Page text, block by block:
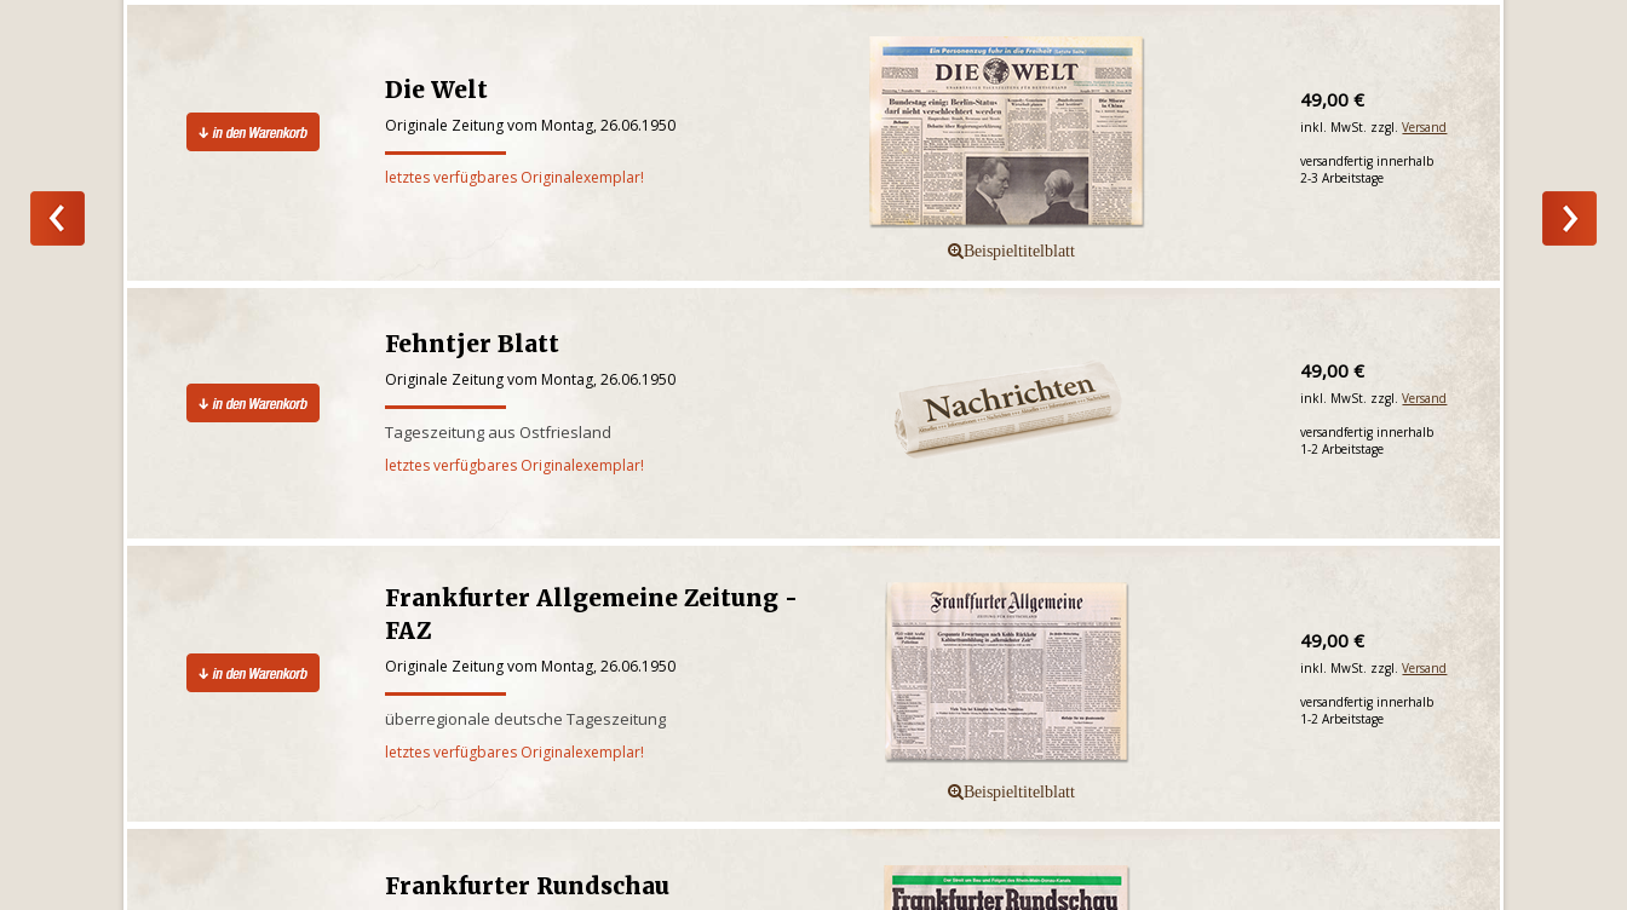
Die Welt
Originale Zeitung vom Montag, 26.06.1950
letztes verfügbares Originalexemplar!
49,00 €
inkl. MwSt. zzgl.Versand
versandfertig innerhalb
2-3 Arbeitstage
Fehntjer Blatt
Originale Zeitung vom Montag, 26.06.1950
Tageszeitung aus Ostfriesland
letztes verfügbares Originalexemplar!
49,00 €
inkl. MwSt. zzgl.Versand
versandfertig innerhalb
1-2 Arbeitstage
Frankfurter Allgemeine Zeitung -
FAZ
Originale Zeitung vom Montag, 26.06.1950
überregionale deutsche Tageszeitung
letztes verfügbares Originalexemplar!
49,00 €
inkl. MwSt. zzgl.Versand
versandfertig innerhalb
1-2 Arbeitstage
Frankfurter Rundschau